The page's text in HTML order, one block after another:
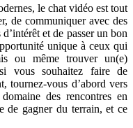
le chat vidéo est tout
de communiquer avec des
et de passer un bon
unique à ceux qui
ou même trouver un(e)
vous souhaitez faire de
tournez-vous d’abord vers
des rencontres en
de gagner du terrain, et ce